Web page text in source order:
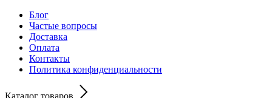
Блог
Частые вопросы
Доставка
Оплата
Контакты
Политика конфиденциальности
Каталог товаров